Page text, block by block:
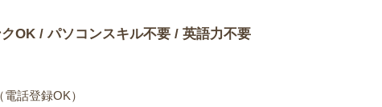
OK / パソコンスキル不要 / 英語力不要
話登録OK）